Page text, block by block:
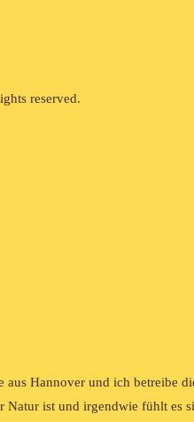
reserved.
Hannover und ich betreibe
ist und irgendwie fühlt es